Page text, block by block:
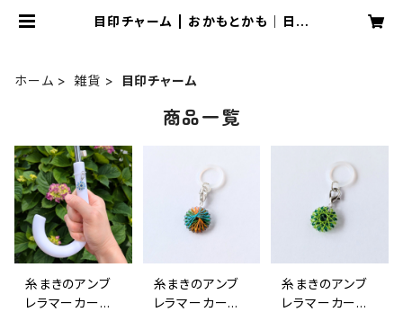
目印チャーム | おかもとかも｜日本
ホーム
雑貨 目印チャーム
商品一覧
糸まきのアンブ
レラマーカー｜
糸まきのアンブ
レラマーカー｜
糸まきのアンブ
レラマーカー｜